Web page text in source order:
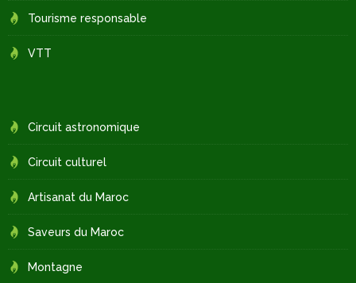
Tourisme responsable
VTT
Circuit astronomique
Circuit culturel
Artisanat du Maroc
Saveurs du Maroc
Montagne